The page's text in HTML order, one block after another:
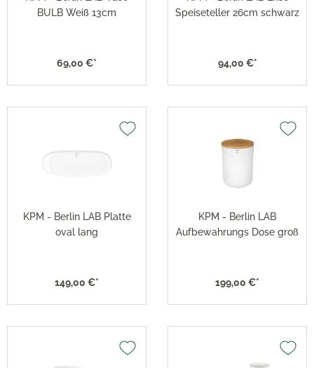
BULB Weiß 13cm
69,00 €*
Speiseteller 26cm schwarz
94,00 €*
KPM - Berlin LAB Platte
oval lang
149,00 €*
KPM - Berlin LAB
Aufbewahrungs Dose groß
199,00 €*